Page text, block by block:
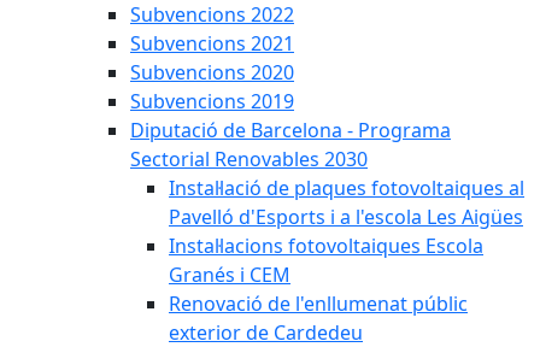
Subvencions 2022
Subvencions 2021
Subvencions 2020
Subvencions 2019
Diputació de Barcelona - Programa
Sectorial Renovables 2030
Instal·lació de plaques fotovoltaiques al
Pavelló d'Esports i a l'escola Les Aigües
Instal·lacions fotovoltaiques Escola
Granés i CEM
Renovació de l'enllumenat públic
exterior de Cardedeu